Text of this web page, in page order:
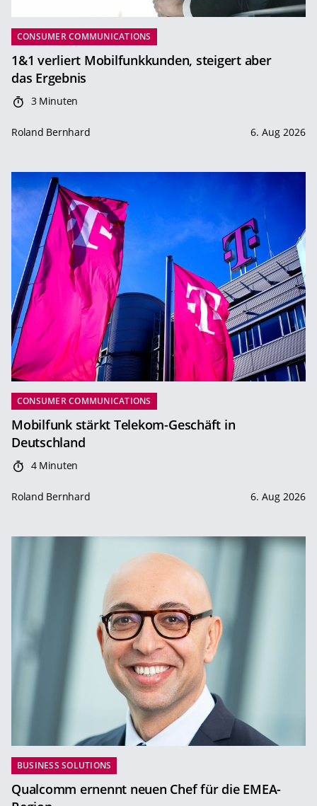
CONSUMER COMMUNICATIONS
1&1 verliert Mobilfunkkunden, steigert aber
das Ergebnis
3 Minuten
Roland Bernhard 6. Aug 2026
CONSUMER COMMUNICATIONS
Mobilfunk stärkt Telekom-Geschäft in
Deutschland
4 Minuten
Roland Bernhard 6. Aug 2026
BUSINESS SOLUTIONS
Qualcomm ernennt neuen Chef für die EMEA-